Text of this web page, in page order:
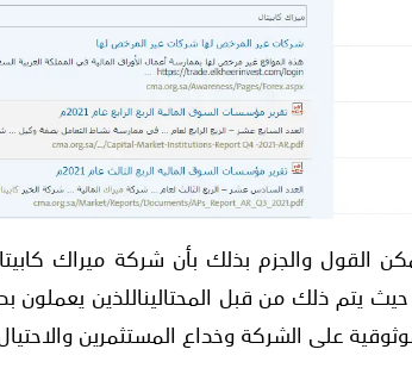
القول والجزم بذلك بأن شركة ميراك
يتم ذلك من قبل المحتاليناللذين
على الشركة وخداع المستثمرين